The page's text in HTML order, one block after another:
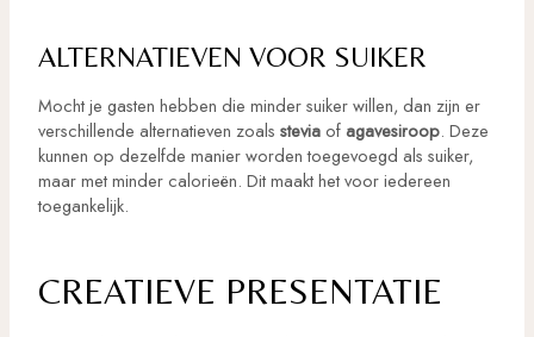
ALTERNATIEVEN VOOR SUIKER
Mocht je gasten hebben die minder suiker willen, dan zijn er
verschillende alternatieven zoals steviaofagavesiroop. Deze
kunnen op dezelfde manier worden toegevoegd als suiker,
maar met minder calorieën. Dit maakt het voor iedereen
toegankelijk.
CREATIEVE PRESENTATIE